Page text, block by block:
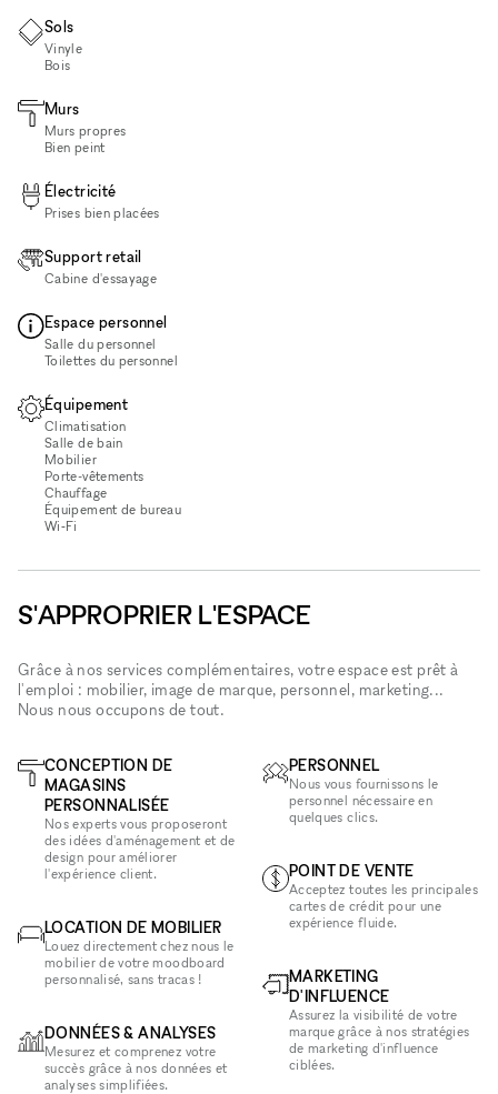
Sols
Vinyle
Bois
Murs
Murs propres
Bien peint
Électricité
Prises bien placées
Support retail
Cabine d'essayage
Espace personnel
Salle du personnel
Toilettes du personnel
Équipement
Climatisation
Salle de bain
Mobilier
Porte-vêtements
Chauffage
Équipement de bureau
Wi‑Fi
S'APPROPRIER L'ESPACE
Grâce à nos services complémentaires, votre espace est prêt à
l'emploi : mobilier, image de marque, personnel, marketing...
Nous nous occupons de tout.
CONCEPTION DE
MAGASINS
PERSONNALISÉE
Nos experts vous proposeront
des idées d'aménagement et de
design pour améliorer
l'expérience client.
LOCATION DE MOBILIER
Louez directement chez nous le
mobilier de votre moodboard
personnalisé, sans tracas !
DONNÉES & ANALYSES
Mesurez et comprenez votre
succès grâce à nos données et
analyses simplifiées.
PERSONNEL
Nous vous fournissons le
personnel nécessaire en
quelques clics.
POINT DE VENTE
Acceptez toutes les principales
cartes de crédit pour une
expérience fluide.
MARKETING
D'INFLUENCE
Assurez la visibilité de votre
marque grâce à nos stratégies
de marketing d'influence
ciblées.